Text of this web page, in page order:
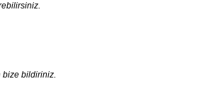
bize bildiriniz.